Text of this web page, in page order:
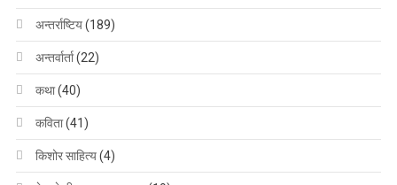
अन्तर्राष्टिय(189)
अन्तर्वार्ता(22)
कथा(40)
कविता(41)
किशोर साहित्य(4)